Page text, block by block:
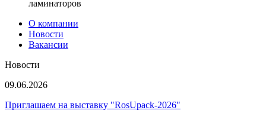
ламинаторов
О компании
Новости
Вакансии
Новости
09.06.2026
Приглашаем на выставку "RosUpack-2026"